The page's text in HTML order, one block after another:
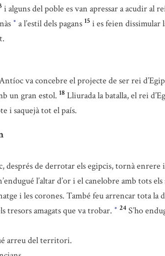
i alguns del poble es van apressar a acudir al
* a l’estil dels pagans 15 i es feien dissimular
va concebre el projecte de ser rei
un gran estol. 18 Lliurada la batalla, el rei
i saquejà tot el país.
després de derrotar els egipcis, tornà enrere
l’altar d’or i el canelobre amb tots els
i les corones. També feu arrencar tota la
tresors amagats que va trobar. * 24 S’ho
arreu del territori.